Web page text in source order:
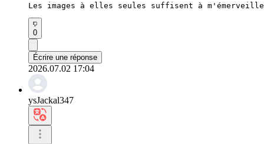
Les images à elles seules suffisent à
0
Écrire une réponse
2026.07.02 17:04
ysJackal347